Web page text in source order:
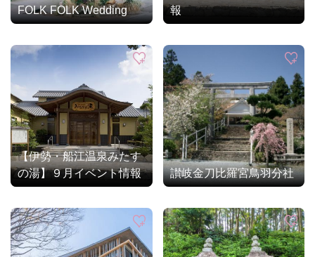
FOLK FOLK Wedding
報
【伊勢・船江温泉みたす
の湯】９月イベント情報
讃岐金刀比羅宮鳥羽分社